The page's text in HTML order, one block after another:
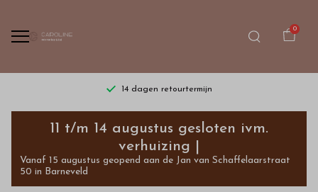
0
14 dagen retourtermijn
Wedoble
Tuinbroekje
11 t/m 14 augustus gesloten ivm.
verhuizing |
Vanaf 15 augustus geopend aan de Jan van Schaffelaarstraat
50 in Barneveld